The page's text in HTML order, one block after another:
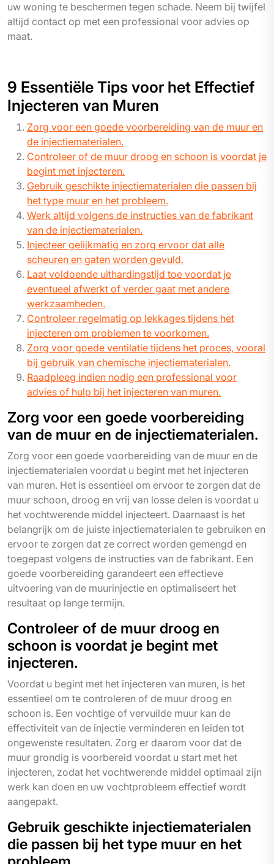
uw woning te beschermen tegen schade. Neem bij twijfel
altijd contact op met een professional voor advies op
maat.
9 Essentiële Tips voor het Effectief
Injecteren van Muren
Zorg voor een goede voorbereiding van de muur en
de injectiematerialen.
Controleer of de muur droog en schoon is voordat je
begint met injecteren.
Gebruik geschikte injectiematerialen die passen bij
het type muur en het probleem.
Werk altijd volgens de instructies van de fabrikant
van de injectiematerialen.
Injecteer gelijkmatig en zorg ervoor dat alle
scheuren en gaten worden gevuld.
Laat voldoende uithardingstijd toe voordat je
eventueel afwerkt of verder gaat met andere
werkzaamheden.
Controleer regelmatig op lekkages tijdens het
injecteren om problemen te voorkomen.
Zorg voor goede ventilatie tijdens het proces, vooral
bij gebruik van chemische injectiematerialen.
Raadpleeg indien nodig een professional voor
advies of hulp bij het injecteren van muren.
Zorg voor een goede voorbereiding
van de muur en de injectiematerialen.
Zorg voor een goede voorbereiding van de muur en de
injectiematerialen voordat u begint met het injecteren
van muren. Het is essentieel om ervoor te zorgen dat de
muur schoon, droog en vrij van losse delen is voordat u
het vochtwerende middel injecteert. Daarnaast is het
belangrijk om de juiste injectiematerialen te gebruiken en
ervoor te zorgen dat ze correct worden gemengd en
toegepast volgens de instructies van de fabrikant. Een
goede voorbereiding garandeert een effectieve
uitvoering van de muurinjectie en optimaliseert het
resultaat op lange termijn.
Controleer of de muur droog en
schoon is voordat je begint met
injecteren.
Voordat u begint met het injecteren van muren, is het
essentieel om te controleren of de muur droog en
schoon is. Een vochtige of vervuilde muur kan de
effectiviteit van de injectie verminderen en leiden tot
ongewenste resultaten. Zorg er daarom voor dat de
muur grondig is voorbereid voordat u start met het
injecteren, zodat het vochtwerende middel optimaal zijn
werk kan doen en uw vochtprobleem effectief wordt
aangepakt.
Gebruik geschikte injectiematerialen
die passen bij het type muur en het